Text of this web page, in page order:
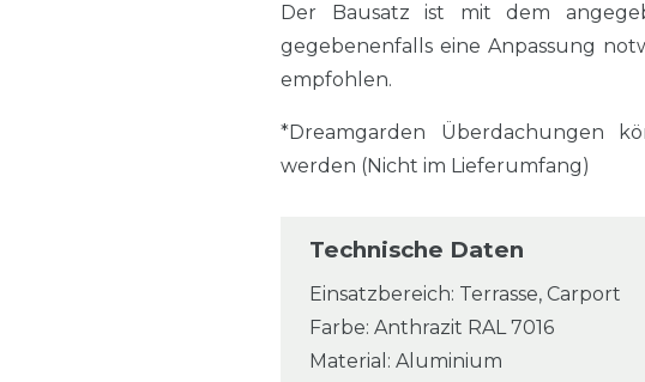
Der Bausatz ist mit dem
gegebenenfalls eine Anpassung
empfohlen.
*Dreamgarden Überdachungen
werden (Nicht im Lieferumfang)
Technische Daten
Einsatzbereich: Terrasse, Carport
Farbe: Anthrazit RAL 7016
Material: Aluminium